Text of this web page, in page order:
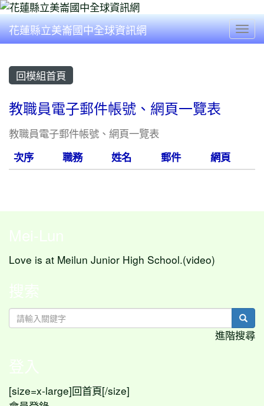
花蓮縣立美崙國中全球資訊網
回模組首頁
教職員電子郵件帳號、網頁一覽表
教職員電子郵件帳號、網頁一覽表
次序 職務 姓名 郵件 網頁
Mei-Lun
Love is at Meilun Junior High School.(video)
搜索
進階搜尋
登入
[size=x-large] 回首頁[/size]